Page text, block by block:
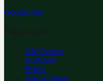
Google Play
Alle Partner
Golfclubs
Hotels
Special Deals